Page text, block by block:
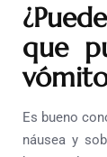
que
Es bueno
náusea y